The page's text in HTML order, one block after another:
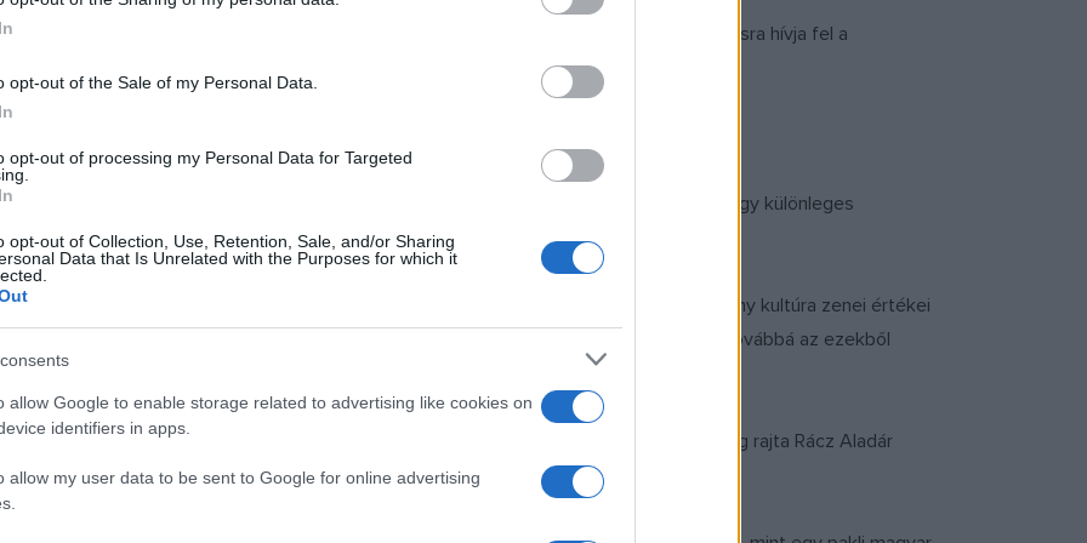
opt-out of the Sale of my Personal Data.
opt-out of processing my Personal Data for Targeted
opt-out of Collection, Use, Retention, Sale, and/or Sharing
Data that Is Unrelated with the Purposes for which it
allow Google to enable storage related to advertising like cookies on
identifiers in apps.
allow my user data to be sent to Google for online advertising
amit Bereczki Csilla és Boda-Novy Emília állítottak színre, és az intézeti csicskáztatásra hívja fel a
leosztottság, amelyből lehetetlen kitörni.
Fellép a Gypsy Soloist, Balogh Kálmán és Farkas Rózsa, valamint Beck Zoltán, aki egy különleges
származású fiatalokból álló tagjai olyan műveket kívánnak interpretálni, amelyek a cigány kultúra zenei értékei
Repertoárjukban megtalálhatók a 19. század ismert verbunkosai és magyar nótái, továbbá az ezekből
a Liszt-díjas Farkas Rózsa és a Prima Primissima-díjas Balogh Kálmán szólaltatják meg rajta Rácz Aladár
és Couperin-művek mellett még néhány népzenei összeállítás is felcsendül.